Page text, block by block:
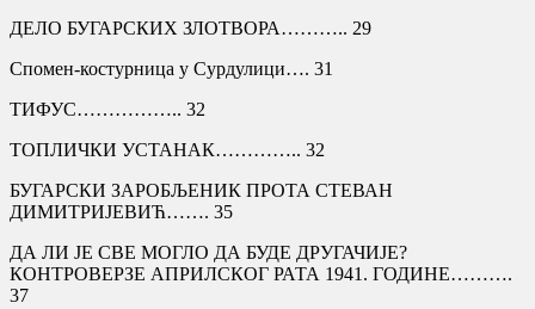
ДЕЛО БУГАРСКИХ ЗЛОТВОРА……….. 29
Спомен-костурница у Сурдулици…. 31
ТИФУС…………….. 32
ТОПЛИЧКИ УСТАНАК………….. 32
БУГАРСКИ ЗАРОБЉЕНИК ПРОТА СТЕВАН
ДИМИТРИЈЕВИЋ……. 35
ДА ЛИ ЈЕ СВЕ МОГЛО ДА БУДЕ ДРУГАЧИЈЕ?
КОНТРОВЕРЗЕ АПРИЛСКОГ РАТА 1941. ГОДИНЕ……….
37